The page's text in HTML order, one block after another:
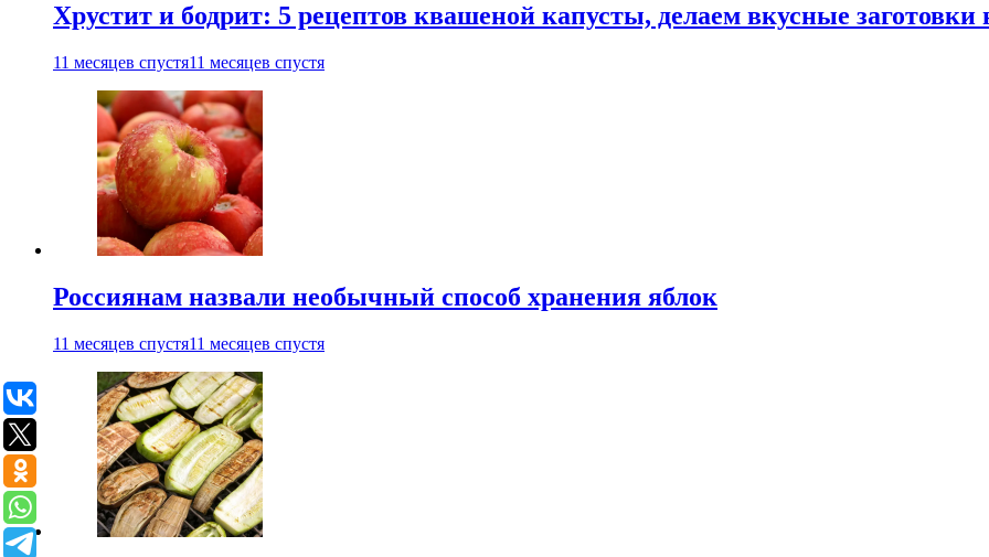
Хрустит и бодрит: 5 рецептов квашеной капусты, делаем вкусные заготовки
11 месяцев спустя11 месяцев спустя
Россиянам назвали необычный способ хранения яблок
11 месяцев спустя11 месяцев спустя